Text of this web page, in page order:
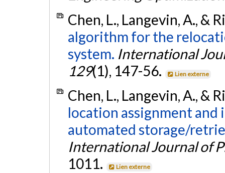
Chen, L., Langevin, A., &
algorithm for the
system. International
129(1), 147-56. Lien externe
Chen, L., Langevin, A., &
location assignment
automated storage/
International Journal of
1011.
Lien externe